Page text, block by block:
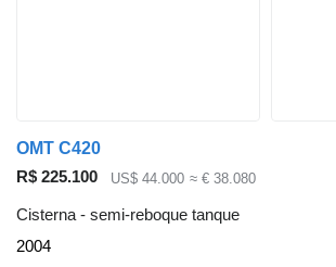
OMT C420
R$ 225.100
US$ 44.000 ≈ € 38.080
Cisterna - semi-reboque tanque
2004